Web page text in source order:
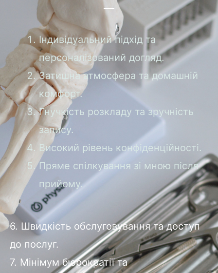
Індивідуальний підхід та
персоналізований догляд.
Затишна атмосфера та домашній
комфорт.
Гнучкість розкладу та зручність
запису.
Високий рівень конфіденційності.
Пряме спілкування зі мною після
прийому.
6. Швидкість обслуговування та доступ
до послуг.
7. Мінімум бюрократії та